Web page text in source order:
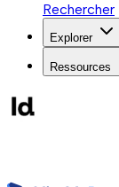
Rechercher
Explorer
Ressources